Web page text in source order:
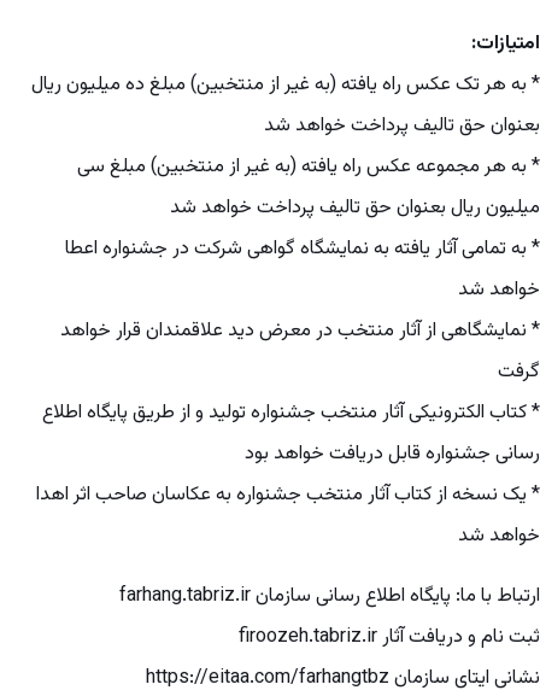
امتیازات:
* به هر تک عکس راه یافته (به غیر از منتخبین) مبلغ ده میلیون ریال
بعنوان حق تالیف پرداخت خواهد شد
* به هر مجموعه عکس راه یافته (به غیر از منتخبین) مبلغ سی
میلیون ریال بعنوان حق تالیف پرداخت خواهد شد
* به تمامی آثار یافته به نمایشگاه گواهی شرکت در جشنواره اعطا
خواهد شد
* نمایشگاهی از آثار منتخب در معرض دید علاقمندان قرار خواهد
گرفت
* کتاب الکترونیکی آثار منتخب جشنواره تولید و از طریق پایگاه اطلاع
رسانی جشنواره قابل دریافت خواهد بود
* یک نسخه از کتاب آثار منتخب جشنواره به عکاسان صاحب اثر اهدا
خواهد شد
ارتباط با ما: پایگاه اطلاع رسانی سازمان farhang.tabriz.ir
ثبت نام و دریافت آثار firoozeh.tabriz.ir
نشانی ایتای سازمان https://eitaa.com/farhangtbz